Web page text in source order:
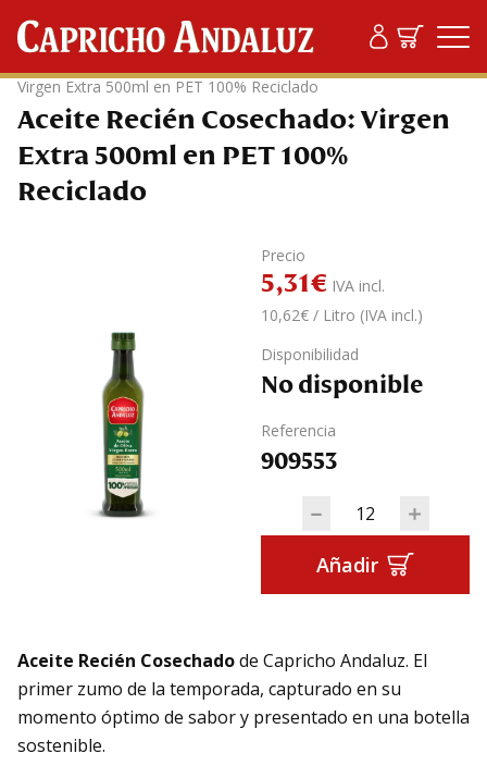
Virgen Extra 500ml en PET 100% Reciclado
Aceite Recién Cosechado: Virgen
Extra 500ml en PET 100%
Reciclado
Precio
5,31€ IVA incl.
10,62€ / Litro (IVA incl.)
Disponibilidad
No disponible
Referencia
909553
Aceite Recién
Añadir
Aceite Recién Cosechadode Capricho Andaluz. El
primer zumo de la temporada, capturado en su
momento óptimo de sabor y presentado en una botella
sostenible.